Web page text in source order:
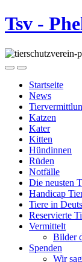
Tsv -
Startseite
News
Katzen
Kater
Kitten
Hündinnen
Rüden
Notfälle
Die neusten
Handicap
Tiere in
Reservierte
Vermittelt
Bilder
Spenden
Wir